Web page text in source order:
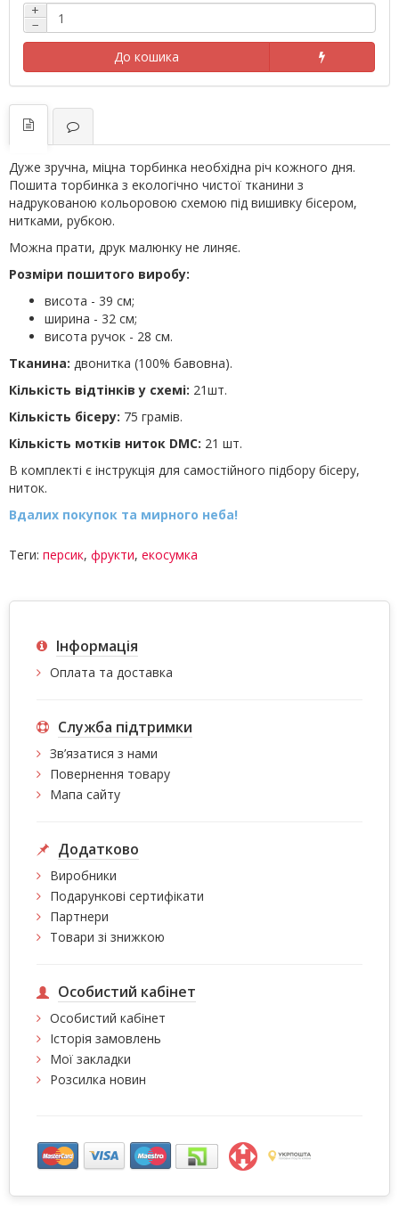
+
−
До кошика
Дуже зручна, міцна торбинка необхідна річ кожного дня.
Пошита торбинка з екологічно чистої тканини з
надрукованою кольоровою схемою під вишивку бісером,
нитками, рубкою.
Можна прати, друк малюнку не линяє.
Розміри пошитого виробу:
висота - 39 см;
ширина - 32 см;
висота ручок - 28 см.
Тканина: двонитка (100% бавовна).
Кількість відтінків у схемі: 21шт.
Кількість бісеру: 75 грамів.
Кількість мотків ниток DMC: 21 шт.
В комплекті є інструкція для самостійного підбору бісеру,
ниток.
Вдалих покупок та мирного неба!
Теги: персик, фрукти, екосумка
Інформація
Оплата та доставка
Служба підтримки
Зв’язатися з нами
Повернення товару
Мапа сайту
Додатково
Виробники
Подарункові сертифікати
Партнери
Товари зі знижкою
Особистий кабінет
Особистий кабінет
Історія замовлень
Мої закладки
Розсилка новин